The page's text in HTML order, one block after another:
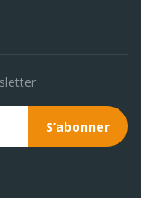
S’abonner